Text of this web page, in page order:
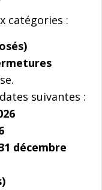
catégories :
suivantes :
décembre